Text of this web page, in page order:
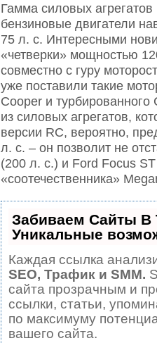
Гамма силовых
бензиновые двигатели
75 л. с. Интересными
«четверки» мощностью
совместно с гуру
уже поставили такие
Cooper и
из силовых агрегатов,
версии RС, вероятно,
л. с. – он позволит не
(200 л. с.) и Ford Focus
«соотечественника»
Забиваем Сайты
Уникальные
Каждая ссылка
SEO, Трафик и SMM.
сайта прозрачным и
ссылки, статьи,
по максимуму
вашего сайта.